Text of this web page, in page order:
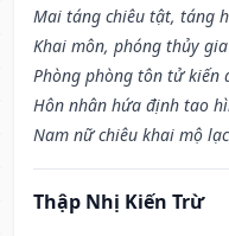
Mai táng chiêu tật, táng
Khai môn, phóng thủy
Phòng phòng tôn tử kiến
Hôn nhân hứa định tao
Nam nữ chiêu khai mộ
Thập Nhị Kiến Trừ